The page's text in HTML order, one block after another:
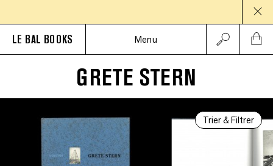
LE BAL BOOKS Menu
GRETE STERN
Trier & Filtrer